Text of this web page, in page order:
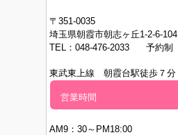
〒351-0035
埼玉県朝霞市朝志ヶ丘1-2-6-104
TEL：048-476-2033 予約制
東武東上線 朝霞台駅徒歩７分
営業時間
AM9：30～PM18:00